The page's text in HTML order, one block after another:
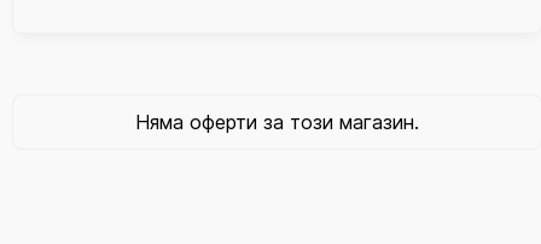
Няма оферти за този магазин.